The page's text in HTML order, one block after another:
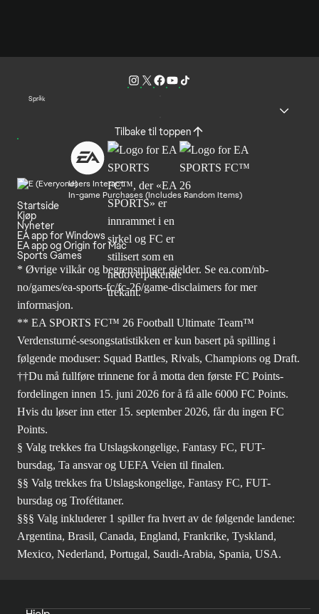
Språk
Tilbake til toppen
Users Interact
In-game Purchases (Includes Random Items)
Startside
Kjøp
Nyheter
EA app for Windows
EA app og Origin for Mac
Sports Games
* Øvrige vilkår og begrensninger gjelder. Se ea.com/nb-
no/games/ea-sports-fc/fc-26/game-disclaimers for mer
informasjon.
** EA SPORTS FC™ 26 Football Ultimate Team™
Verdensturné-sesongstatistikken er kun basert på spilling i
følgende moduser: Squad Battles, Rivals, Champions og Draft.
††Du må fullføre trinnene for å motta den første FC Points-
fordelingen innen 15. juni 2026 for å få alle 6000 FC Points.
Hvis du løser inn etter 15. september 2026, får du ingen FC
Points.
§ Valg trekkes fra Utslagskongelige, Fantasy FC, FUT-
bursdag, Ta ansvar og UEFA Veien til finalen.
§§ Valg trekkes fra Utslagskongelige, Fantasy FC, FUT-
bursdag og Trofétitaner.
§§§ Valg inkluderer 1 spiller fra hvert av de følgende landene:
Argentina, Brasil, Canada, England, Frankrike, Tyskland,
Mexico, Nederland, Portugal, Saudi-Arabia, Spania, USA.